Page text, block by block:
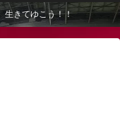
生きてゆこう！！